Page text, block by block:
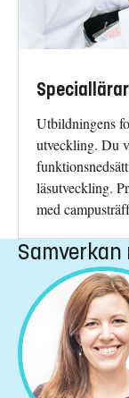
Utbildningens
utveckling. Du
läsutveckling.
med
Samverkan